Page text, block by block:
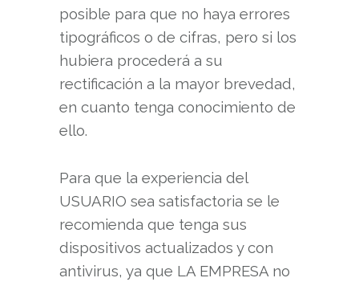
posible para que no haya errores
tipográficos o de cifras, pero si los
hubiera procederá a su
rectificación a la mayor brevedad,
en cuanto tenga conocimiento de
ello.
Para que la experiencia del
USUARIO sea satisfactoria se le
recomienda que tenga sus
dispositivos actualizados y con
antivirus, ya que LA EMPRESA no